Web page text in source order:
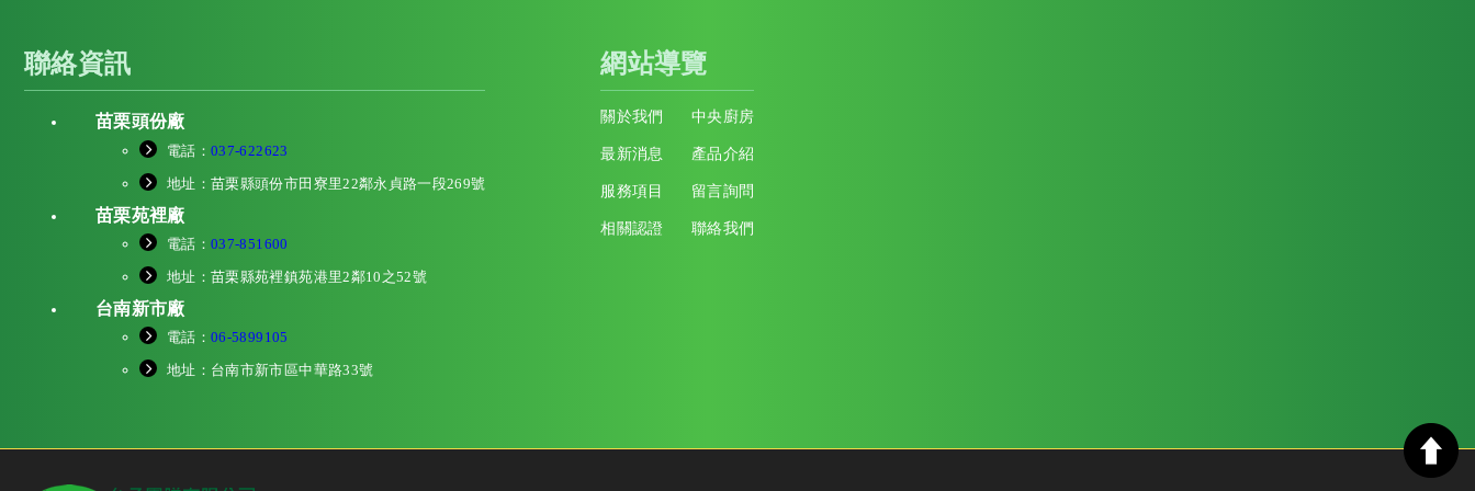
聯絡資訊
苗栗頭份廠
add
電話：037-622623
add
地址：苗栗縣頭份市田寮里22鄰永貞路一段269號
苗栗苑裡廠
add
電話：037-851600
add
地址：苗栗縣苑裡鎮苑港里2鄰10之52號
台南新市廠
add
電話：06-5899105
地址：台南市新市區中華路33號
網站導覽
關於我們
最新消息
服務項目
相關認證
中央廚房
產品介紹
留言詢問
聯絡我們